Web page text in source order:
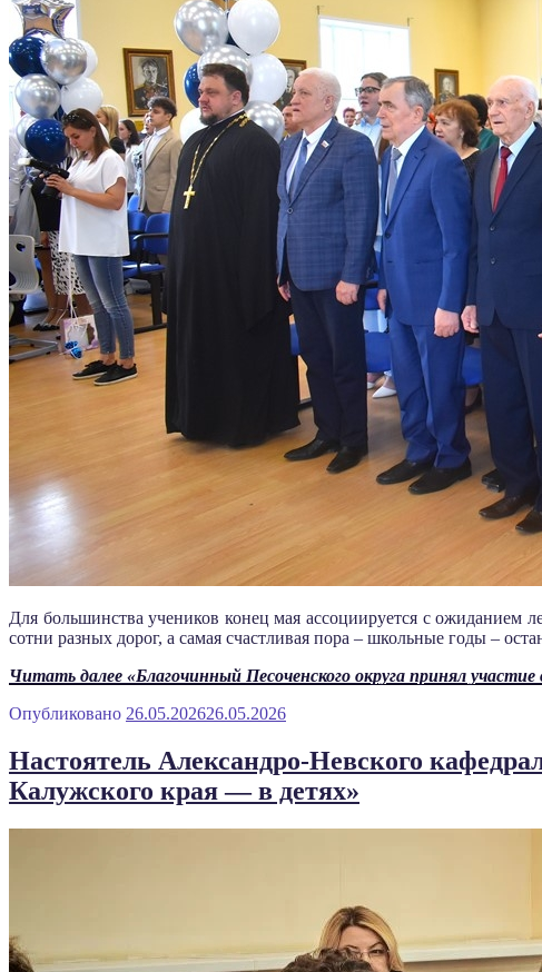
Для большинства учеников конец мая ассоциируется с
сотни разных дорог, а самая счастливая пора – школьные годы –
Читать далее «Благочинный Песоченского округа принял
Опубликовано 26.05.202626.05.2026
Настоятель Александро-Невского
Калужского края — в детях»